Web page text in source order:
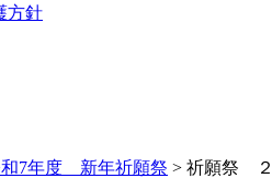
方針
7年度 新年祈願祭 > 祈願祭 ２